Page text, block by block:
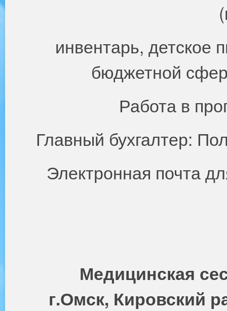
инвентарь, детское
бюджетной
Работа в
Главный бухгалтер:
Электронная почта
Медицинская
г.Омск, Кировский